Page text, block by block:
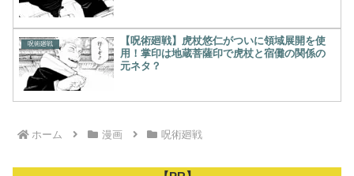
呪術廻戦
【呪術廻戦】虎杖悠仁がついに領域展開を使
用！掌印は地蔵菩薩印で虎杖と宿儺の関係の
元ネタ？
ホーム 漫画 呪術廻戦